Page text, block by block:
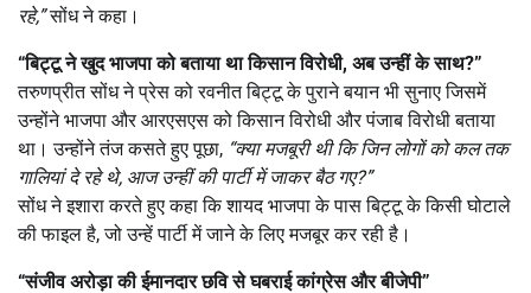
रहे,”सोंध ने कहा।
“बिट्टू ने खुद भाजपा को बताया था किसान विरोधी, अब उन्हीं के साथ?”
तरुणप्रीत सोंध ने प्रेस को रवनीत बिट्टू के पुराने बयान भी सुनाए जिसमें
उन्होंने भाजपा और आरएसएस को किसान विरोधी और पंजाब विरोधी बताया
था। उन्होंने तंज कसते हुए पूछा, “क्या मजबूरी थी कि जिन लोगों को कल तक
गालियां दे रहे थे, आज उन्हीं की पार्टी में जाकर बैठ गए?”
सोंध ने इशारा करते हुए कहा कि शायद भाजपा के पास बिट्टू के किसी घोटाले
की फाइल है, जो उन्हें पार्टी में जाने के लिए मजबूर कर रही है।
“संजीव अरोड़ा की ईमानदार छवि से घबराई कांग्रेस और बीजेपी”